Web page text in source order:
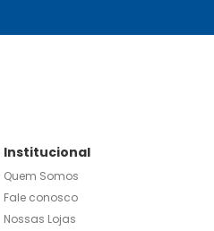
Institucional
Quem Somos
Fale conosco
Nossas Lojas